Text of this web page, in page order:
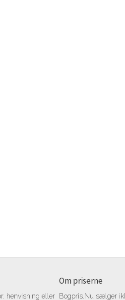
henvisning eller
Om priserne
Bogpris.Nu sælger